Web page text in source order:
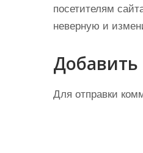
посетителям
неверную и
Для отправки